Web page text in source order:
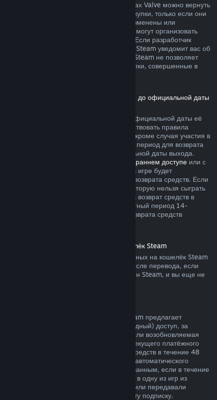
Средства за внутриигровые товары в играх Valve можно вернуть
в течение сорока восьми часов после покупки, только если они
не были безвозвратно израсходованы, изменены или
перенесены. Другие разработчики также могут организовать
возвраты подобного рода в своих играх. Если разработчик
позволяет вернуть деньги за эти товары, Steam уведомит вас об
этом при покупке. В остальных случаях, Steam не позволяет
вернуть средства за внутриигровые покупки, совершенные в
Возврат средств за игры, приобретённые до официальной даты
Если вы приобретаете игру в Steam до официальной даты её
выхода, для возврата средств будут действовать правила
двухчасового лимита игрового времени (кроме случая участия в
бета-тестировании), однако 14-дневный период для возврата
средств начнётся только после официальной даты выхода.
раннем доступеили с
, всё время в игре будет
засчитываться в двухчасовой лимит для возврата средств. Если
вы оформляете предзаказ для игры, в которую нельзя сыграть
до даты её выхода, вы можете запросить возврат средств в
любой момент до её выпуска, а стандартный период 14-
дневного и двухчасового лимитов для возврата средств
Возврат средств, переведённых на кошелёк Steam
Вы можете запросить возврат переведённых на кошелёк Steam
средств в течение четырнадцати дней после перевода, если
средства были переведены через магазин Steam, и вы еще не
Для определённого контента и услуг Steam предлагает
периодический (ежемесячный или ежегодный) доступ, за
который взимается регулярная плата. Если возобновляемая
подписка не использовалась в течение текущего платёжного
периода, вы можете запросить возврат средств в течение 48
часов с момента покупки или с момента автоматического
продления. Контент считается использованным, если в течение
текущего платёжного периода вы играли в одну из игр из
подписки либо использовали, изменяли или передавали
преимущества или скидки, входящие в эту подписку.